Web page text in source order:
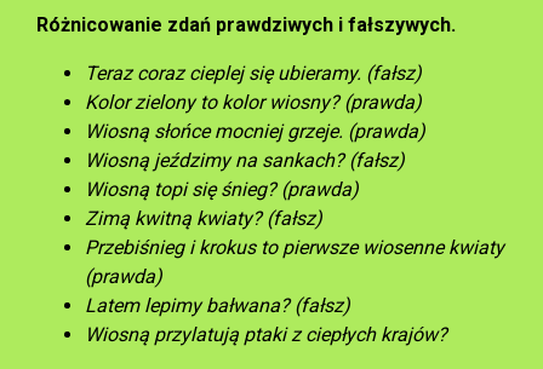
Różnicowanie zdań prawdziwych i fałszywych.
Teraz coraz cieplej się ubieramy. (fałsz)
Kolor zielony to kolor wiosny? (prawda)
Wiosną słońce mocniej grzeje. (prawda)
Wiosną jeździmy na sankach? (fałsz)
Wiosną topi się śnieg? (prawda)
Zimą kwitną kwiaty? (fałsz)
Przebiśnieg i krokus to pierwsze wiosenne kwiaty
(prawda)
Latem lepimy bałwana? (fałsz)
Wiosną przylatują ptaki z ciepłych krajów?